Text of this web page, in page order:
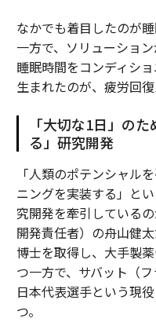
なかでも着目したのが
一方で、ソリューショ
睡眠時間をコンディシ
生まれたのが、疲労回
「大切な1日」のた
る」研究開発
「人類のポテンシャル
ニングを実装する」と
究開発を牽引している
開発責任者）の舟山健
博士を取得し、大手製
つ一方で、サバット（
日本代表選手という現
つ。